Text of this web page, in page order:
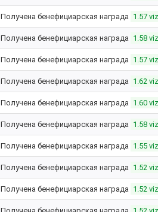
Получена бенефициарская награда 1.57 viz
Получена бенефициарская награда 1.58 viz
Получена бенефициарская награда 1.57 viz
Получена бенефициарская награда 1.62 viz
Получена бенефициарская награда 1.60 viz
Получена бенефициарская награда 1.58 viz
Получена бенефициарская награда 1.55 viz
Получена бенефициарская награда 1.52 viz
Получена бенефициарская награда 1.52 viz